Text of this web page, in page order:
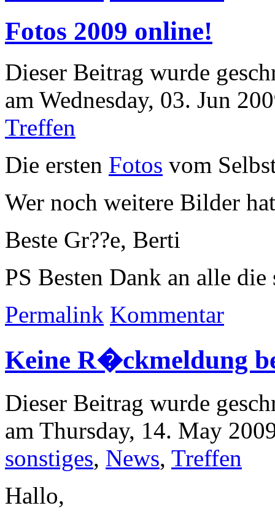
Fotos 2009 online!
Dieser Beitrag wurde
am Wednesday, 03. Jun
Treffen
Die ersten Fotos vom
Wer noch weitere Bilder
Beste Gr??e, Berti
PS Besten Dank an alle
Permalink Kommentar
Keine R�ckmeldung
Dieser Beitrag wurde
am Thursday, 14. May
sonstiges, News, Treffen
Hallo,